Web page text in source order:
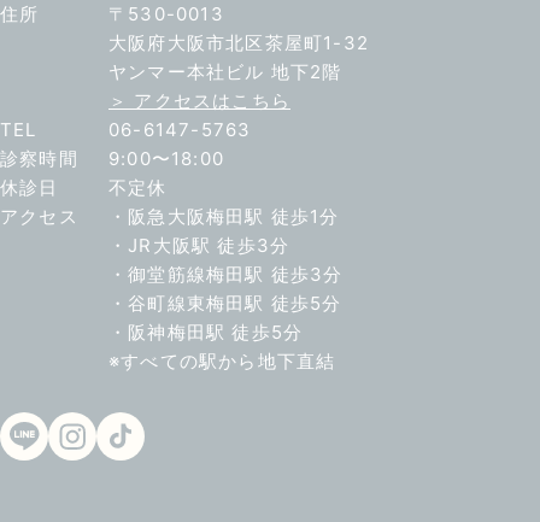
住所
〒530-0013
大阪府大阪市北区茶屋町1-32
ヤンマー本社ビル 地下2階
＞ アクセスはこちら
TEL
06-6147-5763
診察時間
9:00〜18:00
休診日
不定休
アクセス
・阪急大阪梅田駅 徒歩1分
・JR大阪駅 徒歩3分
・御堂筋線梅田駅 徒歩3分
・谷町線東梅田駅 徒歩5分
・阪神梅田駅 徒歩5分
※すべての駅から地下直結